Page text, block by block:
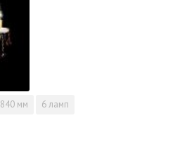
840 мм 6 ламп